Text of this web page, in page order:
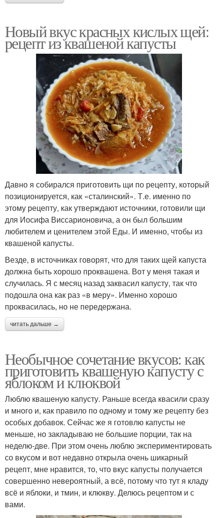
Новый вкус красных кислых щей:
рецепт из квашеной капусты
Давно я собирался приготовить щи по рецепту, который
позиционируется, как «сталинский». Т.е. именно по
этому рецепту, как утверждают источники, готовили щи
для Иосифа Виссарионовича, а он был большим
любителем и ценителем этой Еды. И именно, чтобы из
квашеной капусты.
Везде, в источниках говорят, что для таких щей капуста
должна быть хорошо проквашена. Вот у меня такая и
случилась. Я с месяц назад заквасил капусту, так что
подошла она как раз «в меру». Именно хорошо
проквасилась, но не передержана.
читать дальше →
Необычное сочетание вкусов: как
приготовить квашеную капусту с
яблоком и клюквой
Люблю квашеную капусту. Раньше всегда квасили сразу
и много и, как правило по одному и тому же рецепту без
особых добавок. Сейчас же я готовлю капусты не
меньше, но закладываю не большие порции, так на
неделю-две. При этом очень люблю экспериментировать
со вкусом и вот недавно открыла очень шикарный
рецепт, мне нравится, то, что вкус капусты получается
совершенно невероятный, а всё, потому что тут я кладу
всё и яблоки, и тмин, и клюкву. Делюсь рецептом и с
вами.